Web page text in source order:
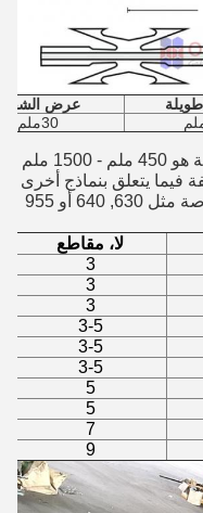
عرض
30ملم
قطر هذا النوع من الموسيقى الموسيقية هو 450 ملم - 1500 ملم
فيما يتعلق بنماذج أخرى
من الموسيقى الموسيقية ، قياسات خاصة مثل 630, 640 أو 955
لا، مقاطع
3
3
3
3-5
3-5
3-5
5
5
7
9